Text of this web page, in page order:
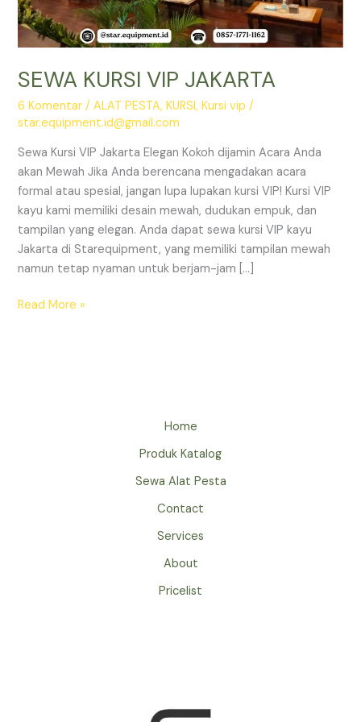
SEWA KURSI VIP JAKARTA
6 Komentar /ALAT PESTA,KURSI,Kursi vip /
star.equipment.id@gmail.com
Sewa Kursi VIP Jakarta Elegan Kokoh dijamin Acara Anda
akan Mewah Jika Anda berencana mengadakan acara
formal atau spesial, jangan lupa lupakan kursi VIP! Kursi VIP
kayu kami memiliki desain mewah, dudukan empuk, dan
tampilan yang elegan. Anda dapat sewa kursi VIP kayu
Jakarta di Starequipment, yang memiliki tampilan mewah
namun tetap nyaman untuk berjam-jam […]
SEWA
Read More »
Home
Produk Katalog
Sewa Alat Pesta
Contact
Services
About
Pricelist